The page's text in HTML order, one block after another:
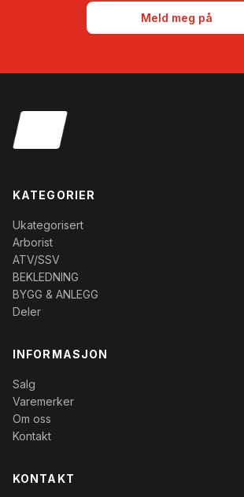
Meld meg på
KATEGORIER
Ukategorisert
Arborist
ATV/SSV
BEKLEDNING
BYGG & ANLEGG
Deler
INFORMASJON
Salg
Varemerker
Om oss
Kontakt
KONTAKT